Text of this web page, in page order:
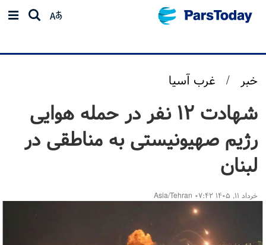
خبر / غرب آسیا
شهادت ۱۲ نفر در حمله هوایی
رژیم صهیونیستی به مناطقی در
لبنان
خرداد ۱۱, ۱۴۰۵ ۰۷:۴۲ Asia/Tehran